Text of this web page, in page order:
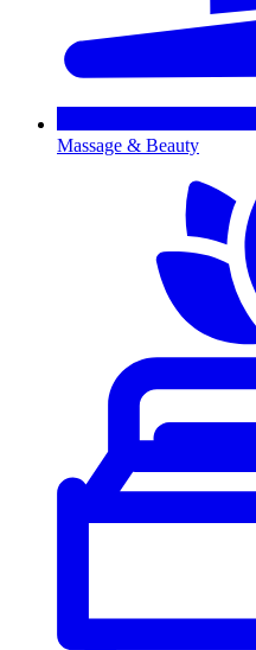
Massage & Beauty